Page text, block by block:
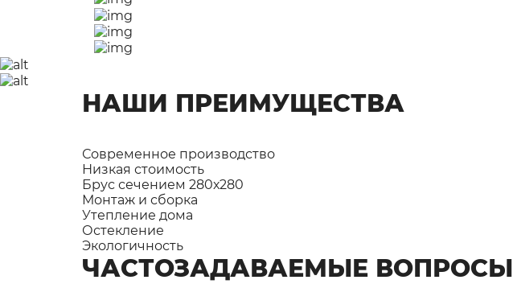
НАШИ ПРЕИМУЩЕСТВА
Современное производство
Низкая стоимость
Брус сечением 280х280
Монтаж и сборка
Утепление дома
Остекление
Экологичность
ЧАСТОЗАДАВАЕМЫЕ ВОПРОСЫ